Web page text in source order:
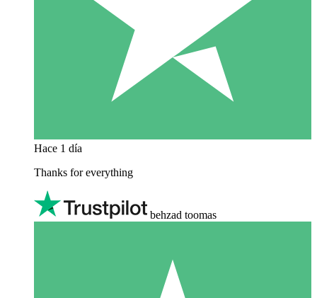
Hace 1 día
Thanks for everything
behzad toomas